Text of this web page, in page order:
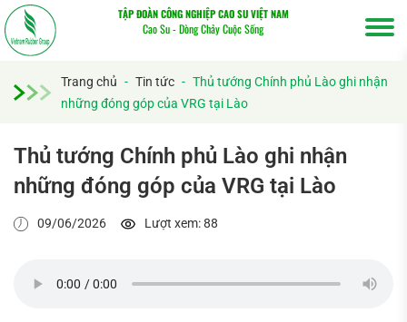
TẬP ĐOÀN CÔNG NGHIỆP CAO SU VIỆT NAM
Cao Su - Dòng Chảy Cuộc Sống
Trang chủ - Tin tức - Thủ tướng Chính phủ Lào ghi nhận
những đóng góp của VRG tại Lào
Thủ tướng Chính phủ Lào ghi nhận
những đóng góp của VRG tại Lào
09/06/2026 Lượt xem: 88